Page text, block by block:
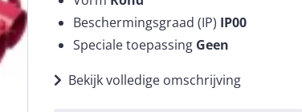
Beschermingsgraad (IP) IP00
Speciale toepassing Geen
Bekijk volledige omschrijving